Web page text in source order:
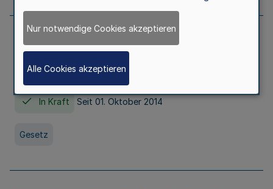
Gesetz über die Hochschulen des Landes
Nordrhein-Westfalen (Hochschulgesetz -
HG)
In Kraft Seit 01. Oktober 2014
Gesetz
Nur notwendige Cookies akzeptieren
Alle Cookies akzeptieren